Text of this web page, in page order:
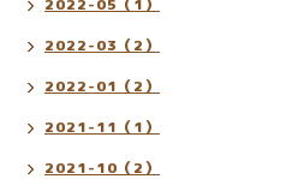
2022-03（2）
2022-01（2）
2021-11（1）
2021-10（2）